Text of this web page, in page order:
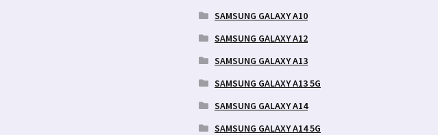
SAMSUNG GALAXY A10
SAMSUNG GALAXY A12
SAMSUNG GALAXY A13
SAMSUNG GALAXY A13 5G
SAMSUNG GALAXY A14
SAMSUNG GALAXY A14 5G